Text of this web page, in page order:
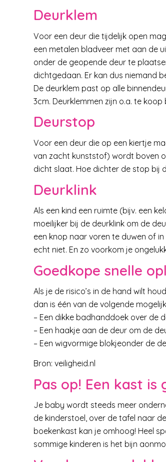
Deurklem
Voor een deur die tijdelijk open
een metalen bladveer met aan de
onder de geopende deur te
dichtgedaan. Er kan dus niemand
De deurklem past op alle
3cm. Deurklemmen zijn o.a. te
Deurstop
Voor een deur die op een kiertje
van zacht kunststof) wordt boven
dicht slaat. Hoe dichter de stop bij
Deurklink
Als een kind een ruimte (bijv. een
moeilijker bij de deurklink om de
een knop naar voren te duwen of
echt niet. En zo voorkom je
Goedkope snelle
Als je de risico’s in de hand wilt
dan is één van de volgende
– Een dikke badhanddoek over de
– Een haakje aan de deur om de
– Een wigvormige blokjeonder de
Bron: veiligheid.nl
Pas op! Een kast is
Je baby wordt steeds meer
de kinderstoel, over de tafel naar
boekenkast kan je omhoog! Heel
sommige kinderen is het bijn